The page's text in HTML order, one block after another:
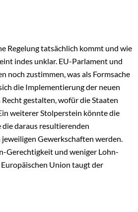
Regelung tatsächlich kommt und wie
indes unklar. EU-Parlament und
noch zustimmen, was als Formsache
die Implementierung der neuen
gestalten, wofür die Staaten
weiterer Stolperstein könnte die
daraus resultierenden
Gewerkschaften werden.
Gerechtigkeit und weniger Lohn-
Union taugt der